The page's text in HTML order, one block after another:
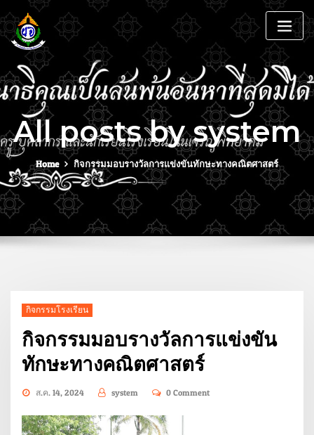
All posts by system
Home กิจกรรมมอบรางวัลการแข่งขันทักษะทางคณิตศาสตร์
กิจกรรมโรงเรียน
กิจกรรมมอบรางวัลการแข่งขัน
ทักษะทางคณิตศาสตร์
ส.ค. 14, 2024 system 0 Comment